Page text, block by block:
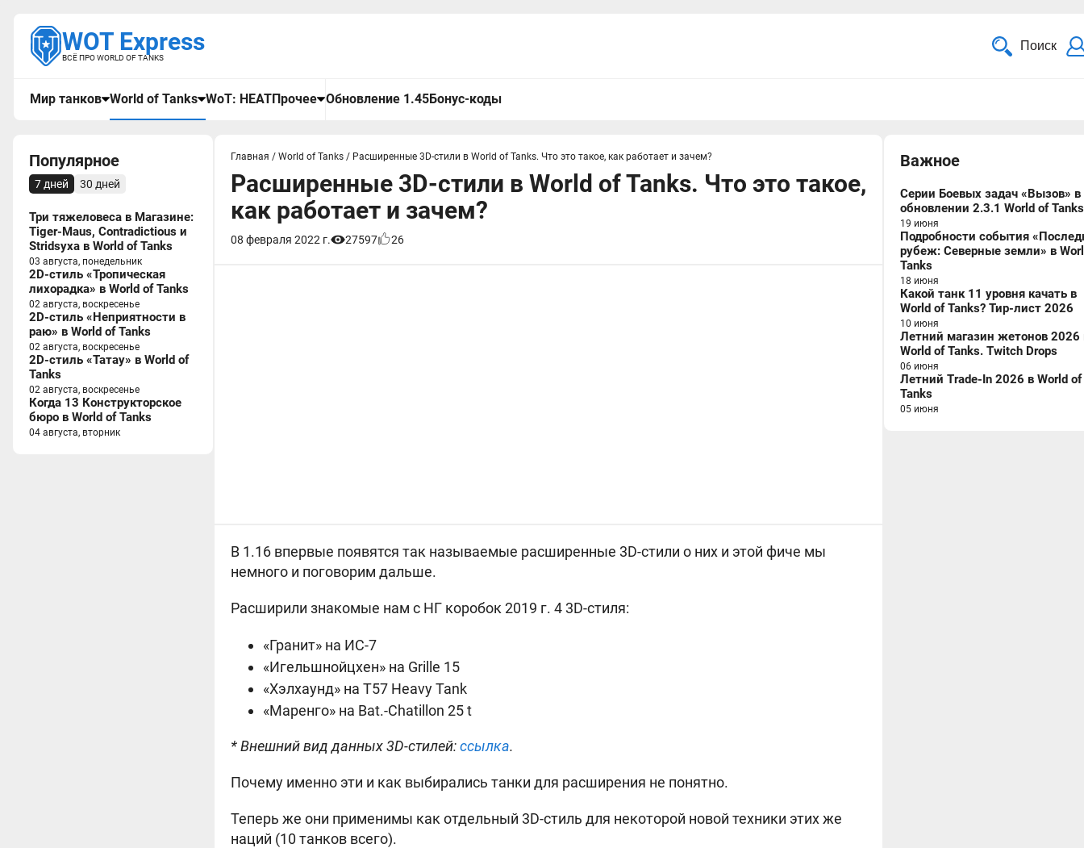
WOT Express
ВСЁ ПРО WORLD OF TANKS
Поиск
Мир танков World of Tanks WoT: HEATПрочее Обновление 1.45Бонус-коды
Популярное
7 дней 30 дней
Три тяжеловеса в Магазине:
Tiger-Maus, Contradictious и
Stridsyxa в World of Tanks
03 августа, понедельник
2D-стиль «Тропическая
лихорадка» в World of Tanks
02 августа, воскресенье
2D-стиль «Неприятности в
раю» в World of Tanks
02 августа, воскресенье
2D-стиль «Татау» в World of
Tanks
02 августа, воскресенье
Когда 13 Конструкторское
бюро в World of Tanks
04 августа, вторник
Главная / World of Tanks / Расширенные 3D-стили в World of Tanks. Что это такое, как работает и зачем?
Расширенные 3D-стили в World of Tanks. Что это такое,
как работает и зачем?
08 февраля 2022 г. 27597 26
В 1.16 впервые появятся так называемые расширенные 3D-стили о них и этой фиче мы
немного и поговорим дальше.
Расширили знакомые нам с НГ коробок 2019 г. 4 3D-стиля:
«Гранит» на ИС-7
«Игельшнойцхен» на Grille 15
«Хэлхаунд» на T57 Heavy Tank
«Маренго» на Bat.-Chatillon 25 t
* Внешний вид данных 3D-стилей:ссылка.
Почему именно эти и как выбирались танки для расширения не понятно.
Теперь же они применимы как отдельный 3D-стиль для некоторой новой техники этих же
наций (10 танков всего).
Важное
Серии Боевых задач «Вызов» в
обновлении 2.3.1 World of Tanks
19 июня
Подробности события
рубеж: Северные земли» в
Tanks
18 июня
Какой танк 11 уровня качать в
World of Tanks? Тир-лист 2026
10 июня
Летний магазин жетонов 2026
World of Tanks. Twitch Drops
06 июня
Летний Trade-In 2026 в World of
Tanks
05 июня